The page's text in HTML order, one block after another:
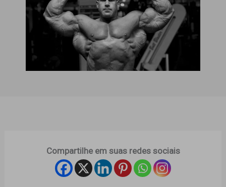
Compartilhe em suas redes sociais